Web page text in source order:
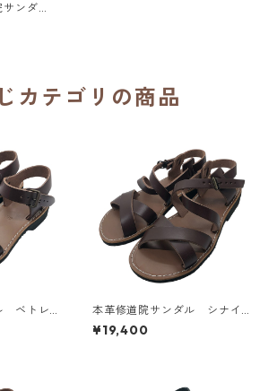
ンダ
）HILDE
マリア・
カテゴリの商品
ベトレ
／フラン
会 聖母
本革修道院サンダル シナイ
アSinaïa（茶）／フランス
ベトレヘム修道会 聖母の被
¥19,400